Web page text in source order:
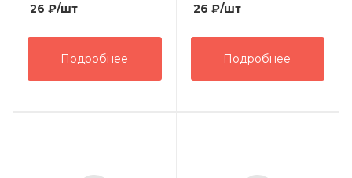
26 ₽/шт
Подробнее
26 ₽/шт
Подробнее